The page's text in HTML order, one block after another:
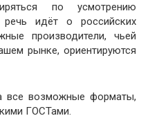
по усмотрению
речь идёт о российских
производители, чьей
рынке, ориентируются
все возможные форматы,
ГОСТами.